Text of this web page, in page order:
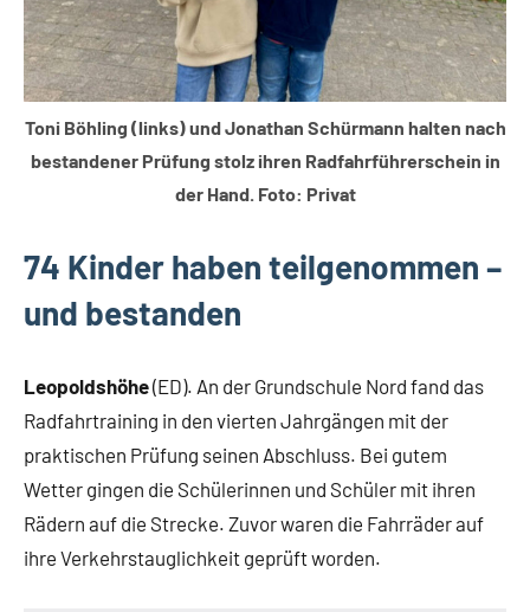
Toni Böhling (links) und Jonathan Schürmann halten nach
bestandener Prüfung stolz ihren Radfahrführerschein in
der Hand. Foto: Privat
74 Kinder haben teilgenommen –
und bestanden
Leopoldshöhe(ED). An der Grundschule Nord fand das
Radfahrtraining in den vierten Jahrgängen mit der
praktischen Prüfung seinen Abschluss. Bei gutem
Wetter gingen die Schülerinnen und Schüler mit ihren
Rädern auf die Strecke. Zuvor waren die Fahrräder auf
ihre Verkehrstauglichkeit geprüft worden.